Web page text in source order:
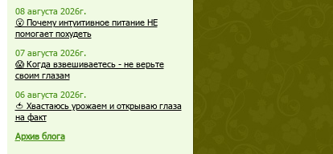
08 августа 2026г.
😮 Почему интуитивное питание НЕ
помогает похудеть
07 августа 2026г.
😱 Когда взвешиваетесь - не верьте
своим глазам
06 августа 2026г.
🍅 Хвастаюсь урожаем и открываю глаза
на факт
Архив блога